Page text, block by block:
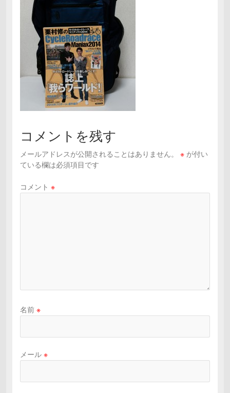
コメントを残す
メールアドレスが公開されることはありません。 ※ が付い
ている欄は必須項目です
コメント ※
名前 ※
メール ※